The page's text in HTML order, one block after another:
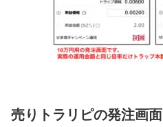
売りトラリピの発注画面